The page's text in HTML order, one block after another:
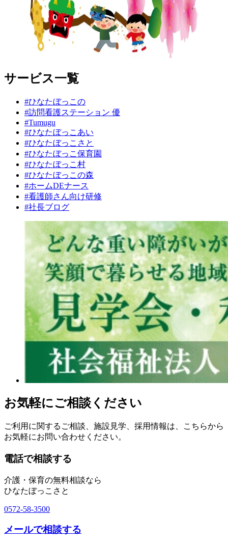
サービス一覧
#ひなたぼっこの
#訪問看護ステーション 優
#Tumugu
#ひなたぼっこあい
#ひなたぼっこさと
#ひなたぼっこ保育園
#ひなたぼっこ村
#ひなたぼっこの森
#ホームDEナース
#看護師さん向け研修
#社長ブログ
お気軽にご相談ください
ご利用に関するご相談、施設見学、採用情報は、こちらから
お気軽にお問い合わせください。
電話で相談する
介護・保育の無料相談なら
ひなたぼっこさと
0572-58-3500
メールで相談する